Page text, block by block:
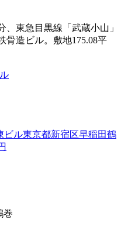
東急目黒線「武蔵小山」
骨造ビル。敷地175.08平
巻